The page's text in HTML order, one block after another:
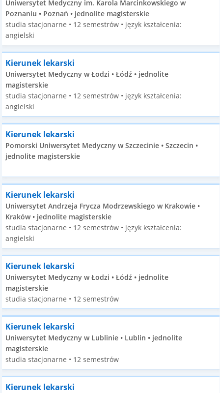
Uniwersytet Medyczny im. Karola Marcinkowskiego w
Poznaniu • Poznań • jednolite magisterskie
studia stacjonarne • 12 semestrów • język kształcenia:
angielski
Kierunek lekarski
Uniwersytet Medyczny w Łodzi • Łódź • jednolite
magisterskie
studia stacjonarne • 12 semestrów • język kształcenia:
angielski
Kierunek lekarski
Pomorski Uniwersytet Medyczny w Szczecinie • Szczecin •
jednolite magisterskie
Kierunek lekarski
Uniwersytet Andrzeja Frycza Modrzewskiego w Krakowie •
Kraków • jednolite magisterskie
studia stacjonarne • 12 semestrów • język kształcenia:
angielski
Kierunek lekarski
Uniwersytet Medyczny w Łodzi • Łódź • jednolite
magisterskie
studia stacjonarne • 12 semestrów
Kierunek lekarski
Uniwersytet Medyczny w Lublinie • Lublin • jednolite
magisterskie
studia stacjonarne • 12 semestrów
Kierunek lekarski